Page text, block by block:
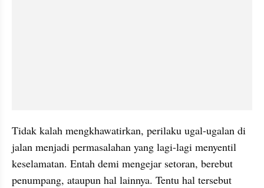
Tidak kalah mengkhawatirkan, perilaku ugal-ugalan di
jalan menjadi permasalahan yang lagi-lagi menyentil
keselamatan. Entah demi mengejar setoran, berebut
penumpang, ataupun hal lainnya. Tentu hal tersebut